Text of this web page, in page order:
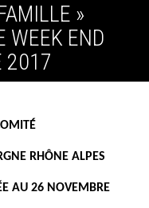
»
WEEK END
2017
RHÔNE ALPES
AU 26 NOVEMBRE